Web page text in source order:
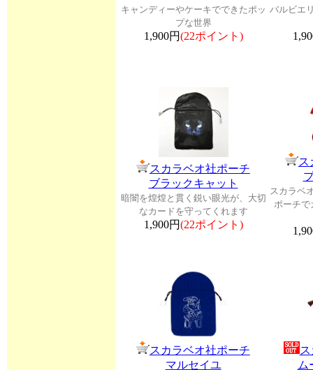
キャンディーやケーキでできたポッ
プな世界
1,900円(22ポイント)
バルビエ
スカラベオ社ポーチ
ブラックキャット
暗闇を煌煌と貫く鋭い眼光が、大切
なカードを守ってくれます
1,900円(22ポイント)
ス
スカラベ
ポーチで
スカラベオ社ポーチ
マルセイユ
ム